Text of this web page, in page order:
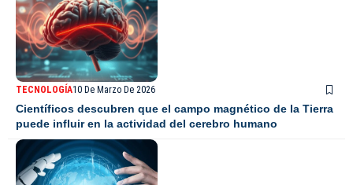
TECNOLOGÍA10 De Marzo De 2026
Científicos descubren que el campo magnético de la Tierra
puede influir en la actividad del cerebro humano